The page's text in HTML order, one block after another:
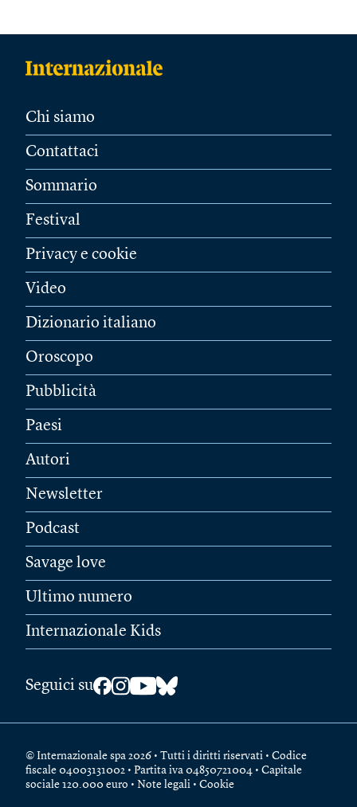
Chi siamo
Contattaci
Sommario
Festival
Privacy e cookie
Video
Dizionario italiano
Oroscopo
Pubblicità
Paesi
Autori
Newsletter
Podcast
Savage love
Ultimo numero
Internazionale Kids
Seguici su
© Internazionale spa 2026 • Tutti i diritti riservati • Codice
fiscale 04003131002 • Partita iva 04850721004 • Capitale
sociale 120.000 euro • Note legali • Cookie